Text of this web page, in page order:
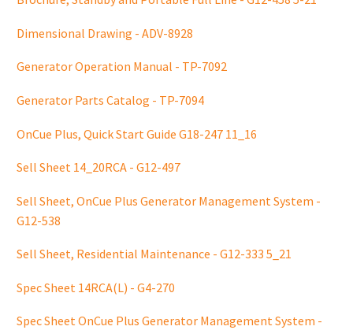
Dimensional Drawing - ADV-8928
Generator Operation Manual - TP-7092
Generator Parts Catalog - TP-7094
OnCue Plus, Quick Start Guide G18-247 11_16
Sell Sheet 14_20RCA - G12-497
Sell Sheet, OnCue Plus Generator Management System -
G12-538
Sell Sheet, Residential Maintenance - G12-333 5_21
Spec Sheet 14RCA(L) - G4-270
Spec Sheet OnCue Plus Generator Management System -